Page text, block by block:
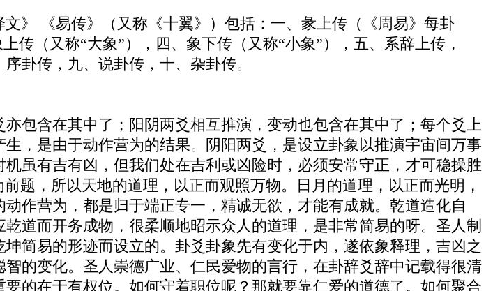
》 《易传》（又称《十翼》）包括：一、彖上传（《周易》每卦
传（又称“大象”），四、象下传（又称“小象”），五、系辞上传，
卦传，九、说卦传，十、杂卦传。
包含在其中了；阳阴两爻相互推演，变动也包含在其中了；每个爻上
，是由于动作营为的结果。阴阳两爻，是设立卦象以推演宇宙间万事
虽有吉有凶，但我们处在吉利或凶险时，必须安常守正，才可稳操胜
题，所以天地的道理，以正而观照万物。日月的道理，以正而光明，
作营为，都是归于端正专一，精诚无欲，才能有成就。乾道造化自
道而开务成物，很柔顺地昭示众人的道理，是非常简易的呀。圣人制
简易的形迹而设立的。卦爻卦象先有变化于内，遂依象释理，吉凶之
的变化。圣人崇德广业、仁民爱物的言行，在卦辞爻辞中记载得很清
的在于有权位。如何守着职位呢？那就要靠仁爱的道德了。如何聚合